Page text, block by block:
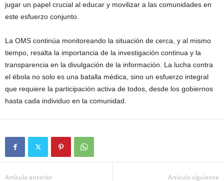
jugar un papel crucial al educar y movilizar a las comunidades en
este esfuerzo conjunto.
La OMS continúa monitoreando la situación de cerca, y al mismo
tiempo, resalta la importancia de la investigación continua y la
transparencia en la divulgación de la información. La lucha contra
el ébola no solo es una batalla médica, sino un esfuerzo integral
que requiere la participación activa de todos, desde los gobiernos
hasta cada individuo en la comunidad.
Artículo anterior Artículo siguiente